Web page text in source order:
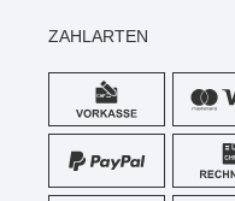
ZAHLARTEN